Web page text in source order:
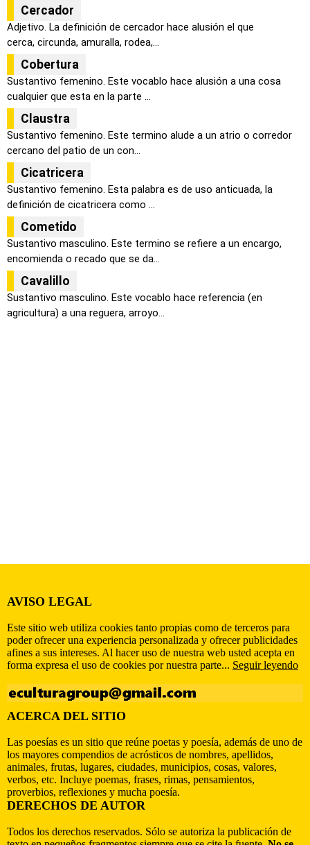
Cercador
Adjetivo. La definición de cercador hace alusión el que
cerca, circunda, amuralla, rodea,...
Cobertura
Sustantivo femenino. Este vocablo hace alusión a una cosa
cualquier que esta en la parte ...
Claustra
Sustantivo femenino. Este termino alude a un atrio o corredor
cercano del patio de un con...
Cicatricera
Sustantivo femenino. Esta palabra es de uso anticuada, la
definición de cicatricera como ...
Cometido
Sustantivo masculino. Este termino se refiere a un encargo,
encomienda o recado que se da...
Cavalillo
Sustantivo masculino. Este vocablo hace referencia (en
agricultura) a una reguera, arroyo...
AVISO LEGAL
Este sitio web utiliza cookies tanto propias como de terceros para
poder ofrecer una experiencia personalizada y ofrecer publicidades
afines a sus intereses. Al hacer uso de nuestra web usted acepta en
forma expresa el uso de cookies por nuestra parte... Seguir leyendo
ACERCA DEL SITIO
Las poesías es un sitio que reúne poetas y poesía, además de uno de
los mayores compendios de acrósticos de nombres, apellidos,
animales, frutas, lugares, ciudades, municipios, cosas, valores,
verbos, etc. Incluye poemas, frases, rimas, pensamientos,
proverbios, reflexiones y mucha poesía.
DERECHOS DE AUTOR
Todos los derechos reservados. Sólo se autoriza la publicación de